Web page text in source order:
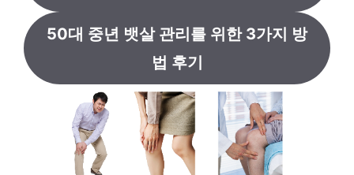
50대 중년 뱃살 관리를 위한 3가지 방
법 후기